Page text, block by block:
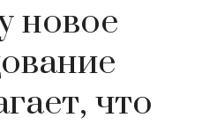
новое
что